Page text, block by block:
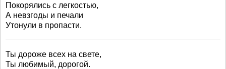
Покорялись с легкостью,
А невзгоды и печали
Утонули в пропасти.
Ты дороже всех на свете,
Ты любимый, дорогой.